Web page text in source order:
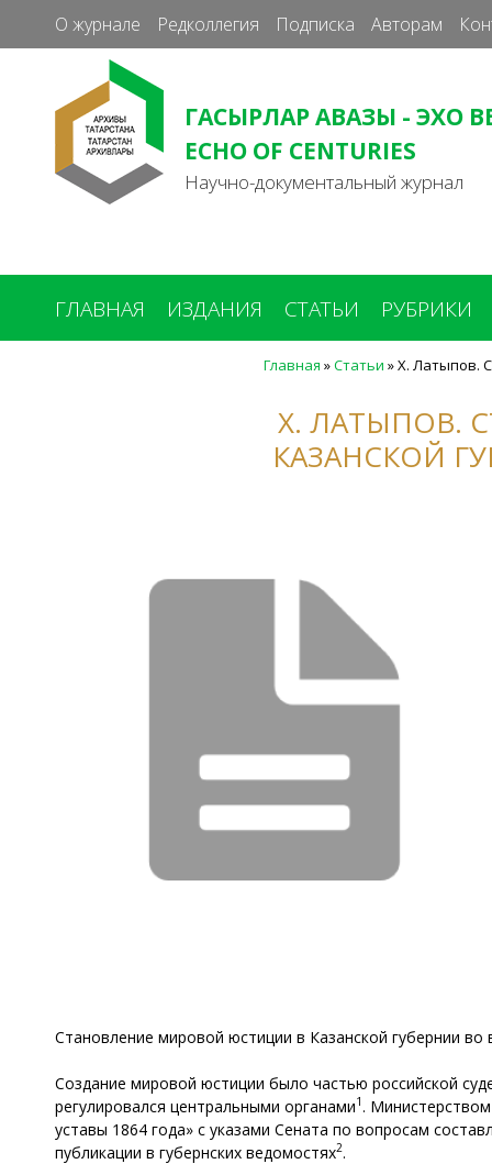
О журнале Редколлегия Подписка Авторам
ГАСЫРЛАР АВАЗЫ - ЭХО
ECHO OF CENTURIES
Научно-документальный журнал
ГЛАВНАЯ ИЗДАНИЯ СТАТЬИ РУБРИКИ
Главная »Статьи »Х. Латыпов.
Х. ЛАТЫПОВ.
КАЗАНСКОЙ
Становление мировой юстиции в Казанской губернии во
Создание мировой юстиции было частью российской
регулировался центральными органами1 .
уставы 1864 года» с указами Сената по вопросам
публикации в губернских ведомостях2.